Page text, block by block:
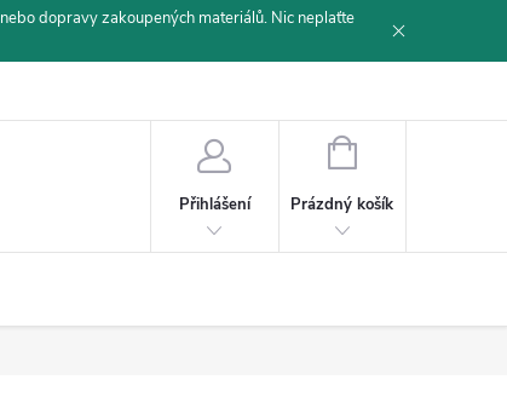
dopravy zakoupených materiálů. Nic neplaťte
Přihlášení
NÁKUPNÍ
Prázdný košík